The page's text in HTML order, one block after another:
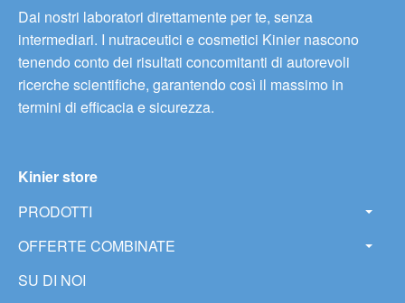
Dai nostri laboratori direttamente per te, senza
intermediari. I nutraceutici e cosmetici Kinier nascono
tenendo conto dei risultati concomitanti di autorevoli
ricerche scientifiche, garantendo così il massimo in
termini di efficacia e sicurezza.
Kinier store
PRODOTTI
OFFERTE COMBINATE
SU DI NOI